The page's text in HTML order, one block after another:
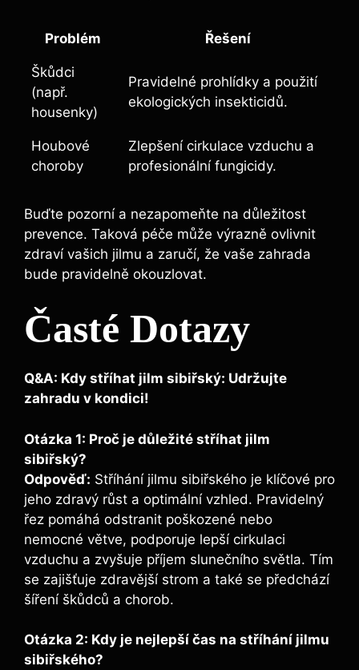
Problém Řešení
Škůdci
(např.
housenky)
Pravidelné prohlídky a použití
ekologických insekticidů.
Houbové
choroby
Zlepšení cirkulace vzduchu a
profesionální fungicidy.
Buďte pozorní a nezapomeňte na důležitost
prevence. Taková péče může výrazně ovlivnit
zdraví vašich jilmu a zaručí, že vaše zahrada
bude pravidelně okouzlovat.
Časté Dotazy
Q&A: Kdy stříhat jilm sibiřský: Udržujte
zahradu v kondici!
Otázka 1: Proč je důležité stříhat jilm
sibiřský?
Odpověď: Stříhání jilmu sibiřského je klíčové pro
jeho zdravý růst a optimální vzhled. Pravidelný
řez pomáhá odstranit poškozené nebo
nemocné větve, podporuje lepší cirkulaci
vzduchu a zvyšuje příjem slunečního světla. Tím
se zajišťuje zdravější strom a také se předchází
šíření škůdců a chorob.
Otázka 2: Kdy je nejlepší čas na stříhání jilmu
sibiřského?